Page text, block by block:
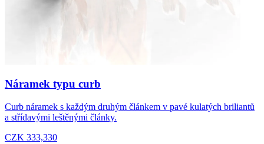
Náramek typu curb
Curb náramek s každým druhým článkem v pavé kulatých briliantů
a střídavými leštěnými články.
CZK 333,330